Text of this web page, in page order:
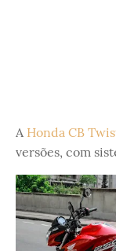
A Honda CB
versões, com